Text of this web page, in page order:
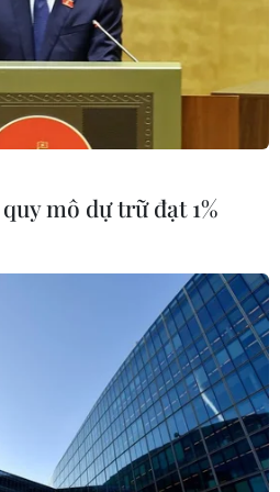
phát triển
bộ, thống
liệu bảo
trưởng
lực
mô dự trữ đạt 1%